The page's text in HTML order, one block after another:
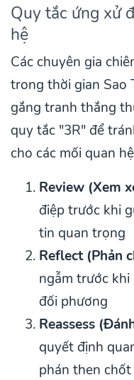
Quy tắc ứng xử
hệ
Các chuyên gia
trong thời gian Sao
gắng tranh thắng
quy tắc "3R" để
cho các mối quan
Review (Xem
điệp trước khi
tin quan trọng
Reflect (Phản
ngẫm trước
đối phương
Reassess
quyết định
phán then